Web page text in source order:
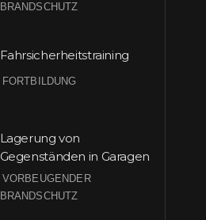
BRANDSCHUTZ
Fahrsicherheitstraining
FORTBILDUNG
Lagerung von
Gegenständen in Garagen
VORBEUGENDER
BRANDSCHUTZ